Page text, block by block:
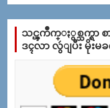
က္
န္
သင္ၾကိဳက္ႏွစ္သက္ရာ
ဒၚလာ လွဴျပီး မိုးမ